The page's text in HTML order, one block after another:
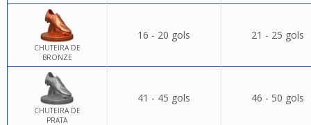
CHUTEIRA DE
BRONZE
16 - 20 gols 21 - 25 gols
CHUTEIRA DE
PRATA
41 - 45 gols 46 - 50 gols